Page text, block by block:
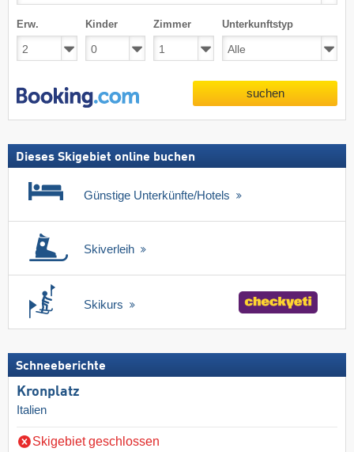
Erw. Kinder Zimmer Unterkunftstyp
suchen
Dieses Skigebiet online buchen
Günstige Unterkünfte/Hotels
Skiverleih
Skikurs
Schneeberichte
Kronplatz
Italien
Skigebiet geschlossen